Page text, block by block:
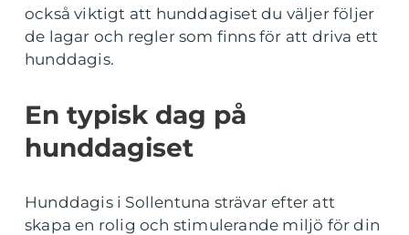
också viktigt att hunddagiset du väljer följer
de lagar och regler som finns för att driva ett
hunddagis.
En typisk dag på
hunddagiset
Hunddagis i Sollentuna strävar efter att
skapa en rolig och stimulerande miljö för din